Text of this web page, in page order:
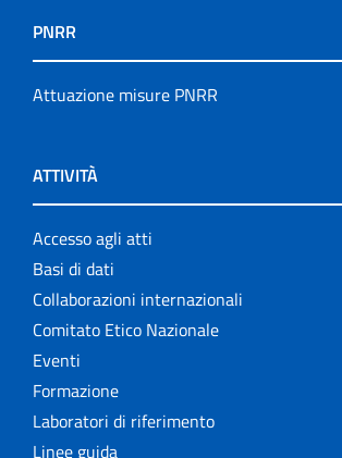
PNRR
Attuazione misure PNRR
ATTIVITÀ
Accesso agli atti
Basi di dati
Collaborazioni internazionali
Comitato Etico Nazionale
Eventi
Formazione
Laboratori di riferimento
Linee guida